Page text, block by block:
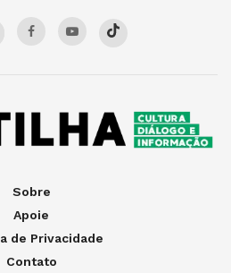
Sobre
Apoie
de Privacidade
Contato